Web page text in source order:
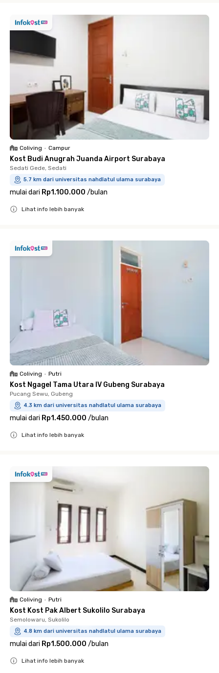
Coliving • Campur
Kost Budi Anugrah Juanda Airport Surabaya
Sedati Gede, Sedati
5.7 km dari universitas nahdlatul ulama surabaya
mulai dari Rp1.100.000 /bulan
Lihat info lebih banyak
Coliving • Putri
Kost Ngagel Tama Utara IV Gubeng Surabaya
Pucang Sewu, Gubeng
4.3 km dari universitas nahdlatul ulama surabaya
mulai dari Rp1.450.000 /bulan
Lihat info lebih banyak
Coliving • Putri
Kost Kost Pak Albert Sukolilo Surabaya
Semolowaru, Sukolilo
4.8 km dari universitas nahdlatul ulama surabaya
mulai dari Rp1.500.000 /bulan
Lihat info lebih banyak